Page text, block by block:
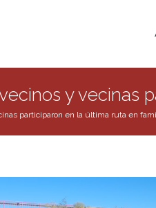
y vecinas
participaron en la última ruta en